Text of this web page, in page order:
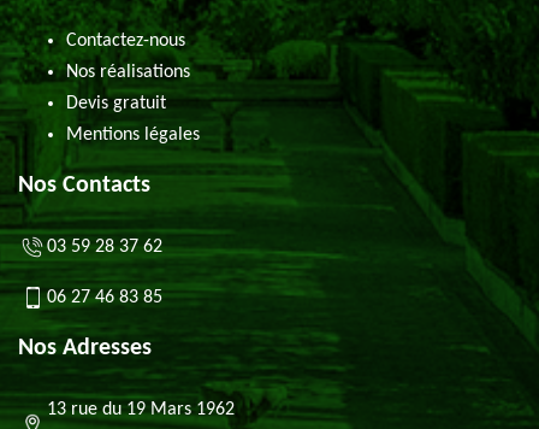
Contactez-nous
Nos réalisations
Devis gratuit
Mentions légales
Nos Contacts
03 59 28 37 62
06 27 46 83 85
Nos Adresses
13 rue du 19 Mars 1962